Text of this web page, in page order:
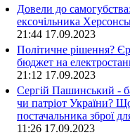
Довели до
ексочільника
21:44 17.09.2023
Політичне рішення?
бюджет на
21:12 17.09.2023
Сергій Пашинський -
чи патріот України?
постачальника зброї
11:26 17.09.2023